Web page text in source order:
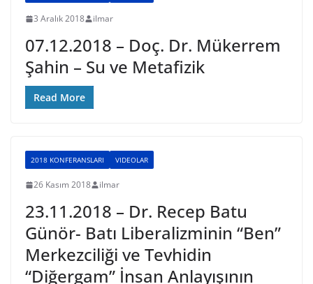
3 Aralık 2018 ilmar
07.12.2018 – Doç. Dr. Mükerrem
Şahin – Su ve Metafizik
Read More
2018 KONFERANSLARI VIDEOLAR
26 Kasım 2018 ilmar
23.11.2018 – Dr. Recep Batu
Günör- Batı Liberalizminin “Ben”
Merkezciliği ve Tevhidin
“Diğergam” İnsan Anlayışının